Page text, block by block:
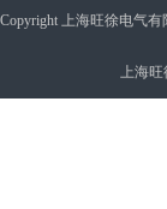
Copyright 上海旺徐电气有
上海旺